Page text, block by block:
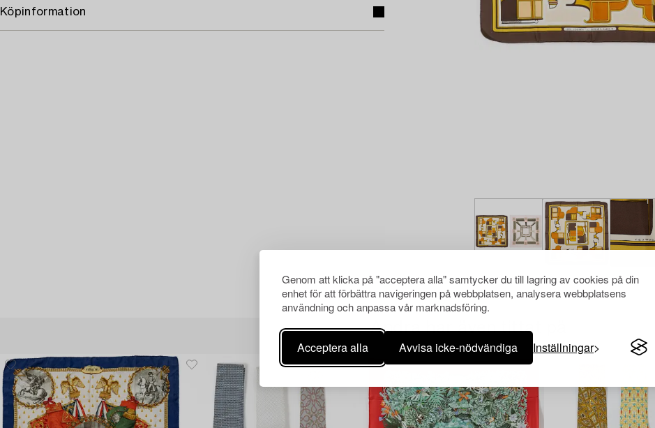
Genom att klicka på "acceptera alla" samtycker du till lagring av cookies på din
enhet för att förbättra navigeringen på webbplatsen, analysera webbplatsens
användning och anpassa vår marknadsföring.
Acceptera alla Avvisa icke-nödvändiga Inställningar
Köpinformation
Andra har även tittat på